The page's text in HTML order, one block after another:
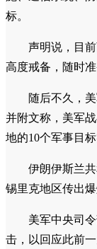
标。
声明说，目
高度戒备，随时
随后不久，
并附文称，美军
地的10个军事目标
伊朗伊斯兰
锡里克地区传出爆
美军中央司
击，以回应此前